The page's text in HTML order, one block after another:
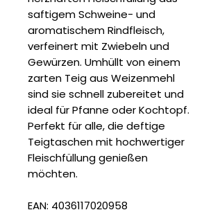
saftigem Schweine- und
aromatischem Rindfleisch,
verfeinert mit Zwiebeln und
Gewürzen. Umhüllt von einem
zarten Teig aus Weizenmehl
sind sie schnell zubereitet und
ideal für Pfanne oder Kochtopf.
Perfekt für alle, die deftige
Teigtaschen mit hochwertiger
Fleischfüllung genießen
möchten.
EAN: 4036117020958